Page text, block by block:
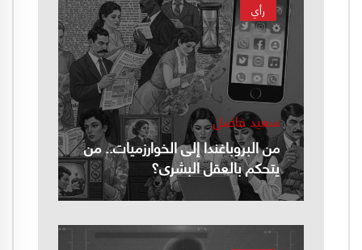
رأي
سعيد فاضل
من البروباغندا إلى الخوارزميات.. من
يتحكم بالعقل البشري؟